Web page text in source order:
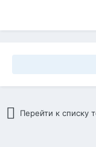
Перейти к списку